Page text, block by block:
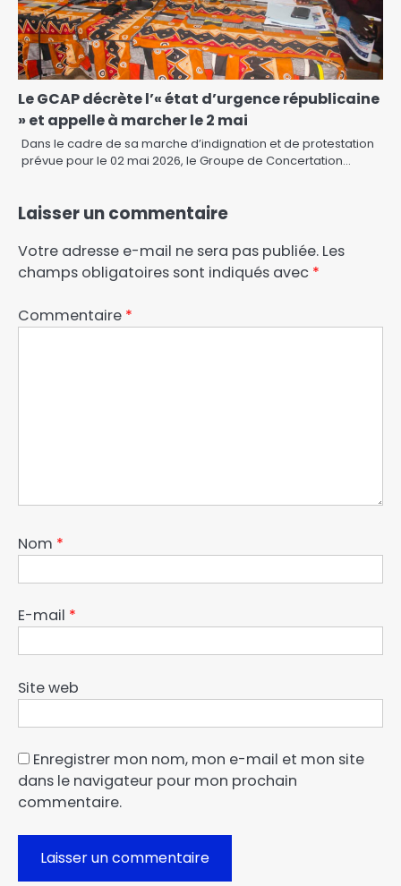
Le GCAP décrète l’« état d’urgence républicaine
» et appelle à marcher le 2 mai
Dans le cadre de sa marche d’indignation et de protestation
prévue pour le 02 mai 2026, le Groupe de Concertation…
Laisser un commentaire
Votre adresse e-mail ne sera pas publiée. Les
champs obligatoires sont indiqués avec *
Commentaire *
Nom *
E-mail *
Site web
Enregistrer mon nom, mon e-mail et mon site
dans le navigateur pour mon prochain
commentaire.